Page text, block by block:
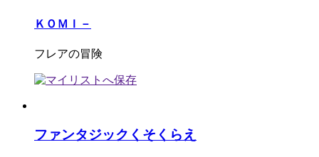
ＫＯＭＩ－
フレアの冒険
ファンタジックくそくらえ